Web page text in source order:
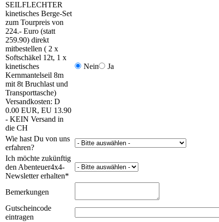
SEILFLECHTER
kinetisches Berge-Set
zum Tourpreis von
224.- Euro (statt
259.90) direkt
mitbestellen ( 2 x
Softschäkel 12t, 1 x
kinetisches
Kernmantelseil 8m
mit 8t Bruchlast und
Transporttasche)
Versandkosten: D
0.00 EUR, EU 13.90
- KEIN Versand in
die CH
Nein Ja
Wie hast Du von uns
erfahren?
Ich möchte zukünftig
den Abenteuer4x4-
Newsletter erhalten*
Bemerkungen
Gutscheincode
eintragen